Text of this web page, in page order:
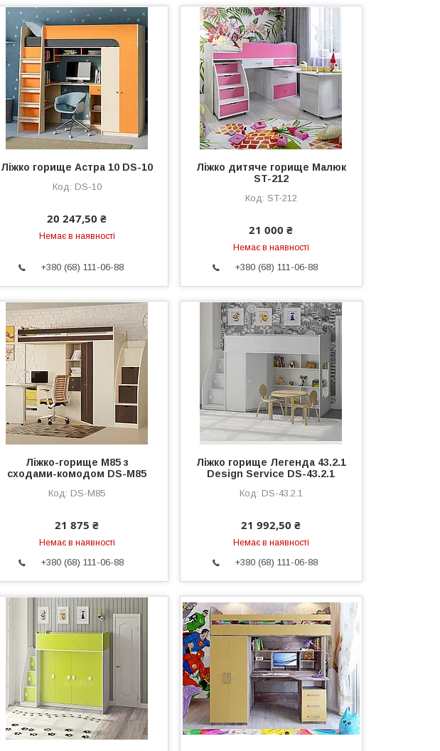
Ліжко горище Астра 10 DS-10
DS-10
20 247,50 ₴
Немає в наявності
+380 (68) 111-06-88
Ліжко дитяче горище Малюк
ST-212
ST-212
21 000 ₴
Немає в наявності
+380 (68) 111-06-88
Ліжко-горище М85 з
сходами-комодом DS-М85
DS-М85
21 875 ₴
Немає в наявності
+380 (68) 111-06-88
Ліжко горище Легенда 43.2.1
Design Service DS-43.2.1
DS-43.2.1
21 992,50 ₴
Немає в наявності
+380 (68) 111-06-88